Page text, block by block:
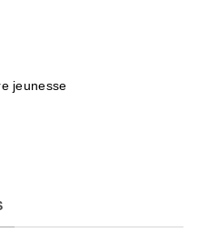
jeunesse